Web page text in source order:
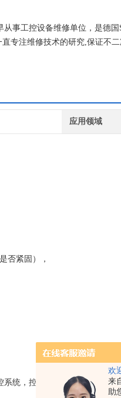
欢
来
助
从事工控设备维修单位，是德
专注维修技术的研究,保证不
应用领域
否紧固），
统，控制化系统维修领域内